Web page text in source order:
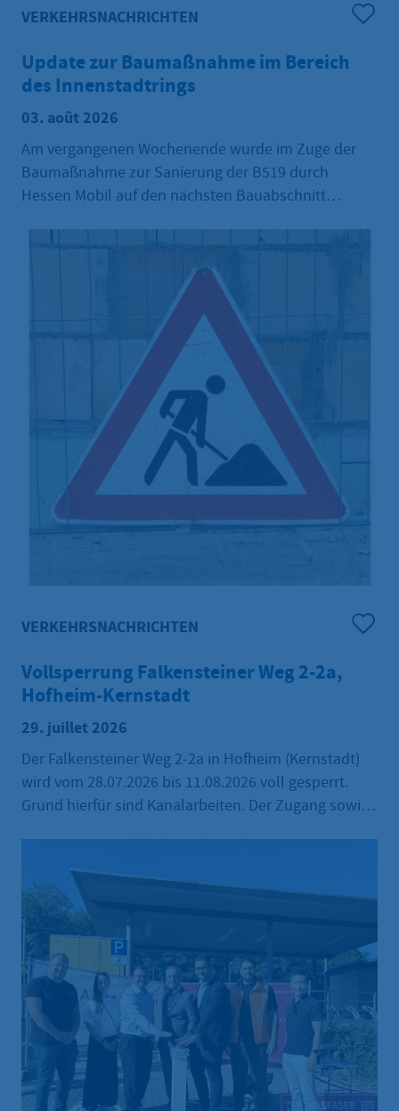
VERKEHRSNACHRICHTEN
Update zur Baumaßnahme im Bereich
des Innenstadtrings
03. août 2026
Am vergangenen Wochenende wurde im Zuge der
Baumaßnahme zur Sanierung der B519 durch
Hessen Mobil auf den nächsten Bauabschnitt
im Bereich des Innenstadtrings erneut geändert. Der
Bauabschnitt soll voraussichtlich innerhalb von drei
Wochen abgeschlossen werden.
VERKEHRSNACHRICHTEN
Vollsperrung Falkensteiner Weg 2-2a,
Hofheim-Kernstadt
29. juillet 2026
Der Falkensteiner Weg 2-2a in Hofheim (Kernstadt)
wird vom 28.07.2026 bis 11.08.2026 voll gesperrt.
Grund hierfür sind Kanalarbeiten. Der Zugang sowie
größtmöglich gewährleistet. Die Mülltonnen der
Anwohner sind von der ausführenden Firma am
Nachmittag vor den Leerungstagen zu einem
Sammelplatz an der nächstgelegenen Kreuzung zu
transportieren und nach der Leerung wieder zu den
Grundstücken zurückzubringen.